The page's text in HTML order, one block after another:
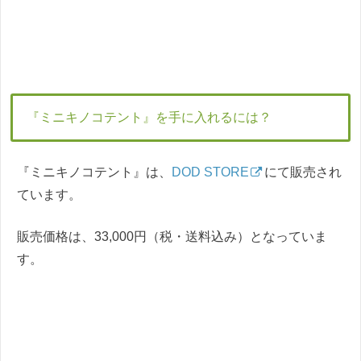
『ミニキノコテント』を手に入れるには？
『ミニキノコテント』は、 DOD STORE
にて販売され
ています。
販売価格は、33,000円（税・送料込み）となっていま
す。